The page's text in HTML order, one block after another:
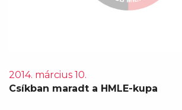
2014. március 10.
Csíkban maradt a HMLE-kupa